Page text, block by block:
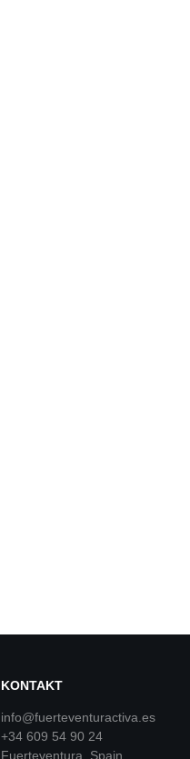
KONTAKT
info@fuerteventuractiva.es
+34 609 54 90 24
Fuerteventura, Spain